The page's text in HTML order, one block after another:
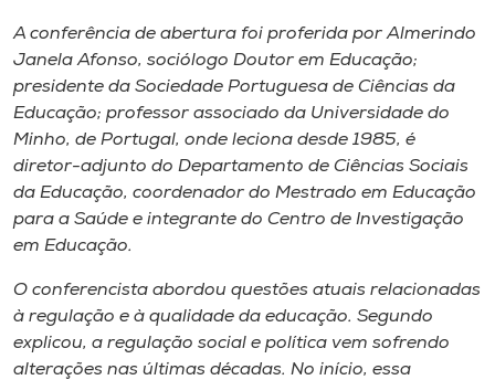
Unoesc
Store
Selecione
o idioma
A+
A-
A conferência de abertura foi proferida por Almerindo
Janela Afonso, sociólogo Doutor em Educação;
presidente da Sociedade Portuguesa de Ciências da
Educação; professor associado da Universidade do
Minho, de Portugal, onde leciona desde 1985, é
diretor-adjunto do Departamento de Ciências Sociais
da Educação, coordenador do Mestrado em Educação
para a Saúde e integrante do Centro de Investigação
em Educação.
O conferencista abordou questões atuais relacionadas
à regulação e à qualidade da educação. Segundo
explicou, a regulação social e política vem sofrendo
alterações nas últimas décadas. No início, essa